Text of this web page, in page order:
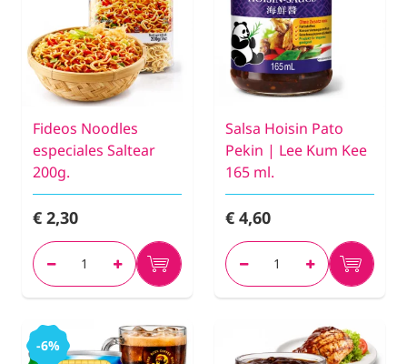
Fideos Noodles
especiales Saltear
200g.
€ 2,30
Salsa Hoisin Pato
Pekin | Lee Kum Kee
165 ml.
€ 4,60
-6%